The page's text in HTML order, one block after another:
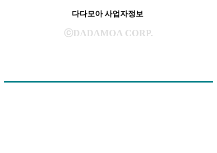
다다모아 사업자정보
ⓒDADAMOA CORP.